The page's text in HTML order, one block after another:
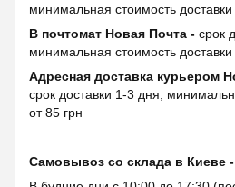
минимальная стоимость доставки
В почтомат Новая Почта - срок
минимальная стоимость доставки
Адресная доставка курьером
срок доставки 1-3 дня,
от 85 грн
Самовывоз со склада в Киеве -